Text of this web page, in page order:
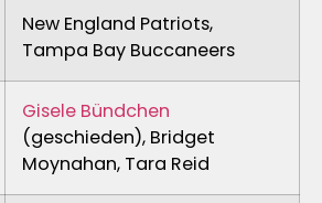
New England Patriots,
Tampa Bay Buccaneers
Gisele Bündchen
(geschieden), Bridget
Moynahan, Tara Reid